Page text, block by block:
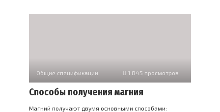
Общие спецификации 1 845 просмотров
Способы получения магния
Магний получают двумя основными способами: